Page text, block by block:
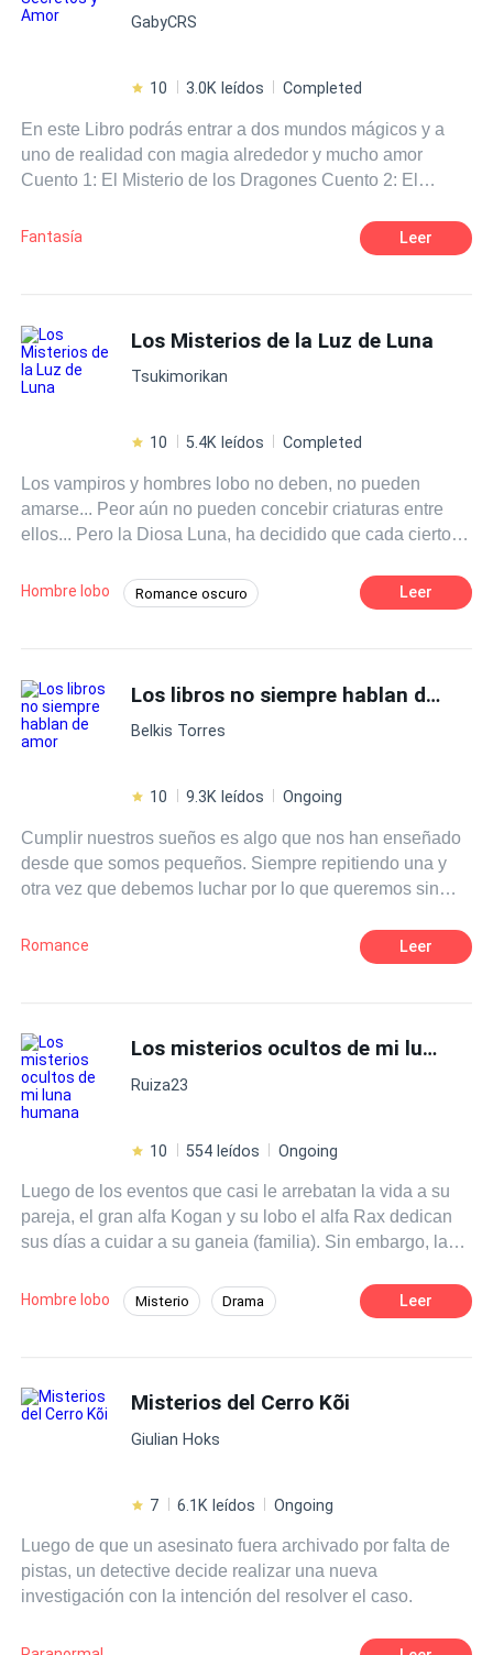
GabyCRS
10 3.0K leídos Completed
En este Libro podrás entrar a dos mundos mágicos y a
uno de realidad con magia alrededor y mucho amor
Cuento 1: El Misterio de los Dragones Cuento 2: El
Peste
Fantasía Leer
Los Misterios de la Luz de Luna
Tsukimorikan
10 5.4K leídos Completed
Los vampiros y hombres lobo no deben, no pueden
amarse... Peor aún no pueden concebir criaturas entre
ellos... Pero la Diosa Luna, ha decidido que cada cierto
Alessandra, ellos son la prueba de que vampiros y
hombres lobo se pueden amar... Y la mayor prueba par
prueba para los dos será enfrentar a aquellos que no
aceptan su existencia, mucho menos su unión... Pues en
el vientre de Alessandra, está la prueba de que dos
Hombre lobo Romance oscuro Leer
Los libros no siempre hablan de amor
Belkis Torres
10 9.3K leídos Ongoing
Cumplir nuestros sueños es algo que nos han enseñado
desde que somos pequeños. Siempre repitiendo una y
otra vez que debemos luchar por lo que queremos sin
tenía en mente cuando se subió a un avión para ir al otro
extremo del país, para perseguir eso que tanto anhelaba.
cosas más, nuevas amistades, nuevos gustos, pero sobre
todo, algo sobre lo que solamente había escrito y leído: el
amor. ¿Es posible que los sueños se cumplan? Pero,
sobre todo, ¿puede ir el amor de la mano de nuestros
Romance Leer
Los misterios ocultos de mi luna humana
Ruiza23
10 554 leídos Ongoing
Luego de los eventos que casi le arrebatan la vida a su
pareja, el gran alfa Kogan y su lobo el alfa Rax dedican
sus días a cuidar a su ganeia (familia). Sin embargo, la
Haber menospreciado a una raza inferior les recordó que
el peligro puede surgir dentro de su territorio. Y su paso
sanar. De regreso al territorio, la tensión se percibe: las
guerras entre manadas se han vuelto más frecuentes, y
las fronteras de los Real Blood hierven en una actividad
Creyendo controlar estos peligros, piensa que podrá
comenzar a disfrutar décadas de paz y tranquilidad junto
a sus hijos y su luna. Pero todo cambia cuando tres(3)
halos luminosos alrededor de la luna anuncian un evento
antiguo y poderoso: "EL LLAMADO DE LA DIOSA
líderes de las manadas, el alfa sabe que no pueden
Hombre lobo Misterio Drama
Venganza
Leer
Misterios del Cerro Kõi
Giulian Hoks
7 6.1K leídos Ongoing
Luego de que un asesinato fuera archivado por falta de
pistas, un detective decide realizar una nueva
investigación con la intención del resolver el caso.